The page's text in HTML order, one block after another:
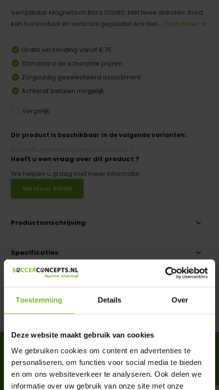
Toestemming Details Over
Deze website maakt gebruik van cookies
We gebruiken cookies om content en advertenties te
personaliseren, om functies voor social media te bieden
en om ons websiteverkeer te analyseren. Ook delen we
informatie over uw gebruik van onze site met onze
Verrijdbaar Magnetisch Bord 120x90. Met twee standen: Bord
kan horizontaal en verticaal geplaatst worden...Toon meer
Gratis verzending vanaf €75
Standaard de scherpste prijzen
Zorgvuldig geselecteerd assortiment
Achteraf betalen mogelijk
Vergelijk
Dir product is beschikbaar in de volgende varianten:
Heeft u een vraag over dit product ?
We helpen u graag met meer informatie
Verstuur email
Productomschrijving
Specificaties
Delen
ACCESSOIRES
Complete your purchase